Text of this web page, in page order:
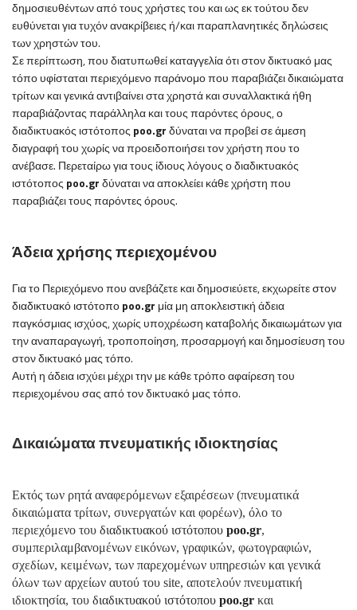
δημοσιευθέντων από τους χρήστες του και ως εκ τούτου δεν
ευθύνεται για τυχόν ανακρίβειες ή/και παραπλανητικές δηλώσεις
των χρηστών του.
Σε περίπτωση, που διατυπωθεί καταγγελία ότι στον δικτυακό μας
τόπο υφίσταται περιεχόμενο παράνομο που παραβιάζει δικαιώματα
τρίτων και γενικά αντιβαίνει στα χρηστά και συναλλακτικά ήθη
παραβιάζοντας παράλληλα και τους παρόντες όρους, ο
διαδικτυακός ιστότοπος poo.grδύναται να προβεί σε άμεση
διαγραφή του χωρίς να προειδοποιήσει τον χρήστη που το
ανέβασε. Περεταίρω για τους ίδιους λόγους οδιαδικτυακός
ιστότοπος poo.grδύναται να αποκλείει κάθε χρήστη που
παραβιάζει τους παρόντες όρους.
Άδεια χρήσης περιεχομένου
Για το Περιεχόμενο που ανεβάζετε και δημοσιεύετε, εκχωρείτεστον
διαδικτυακό ιστότοποpoo.gr μία μη αποκλειστική άδεια
παγκόσμιας ισχύος, χωρίς υποχρέωση καταβολής δικαιωμάτων για
την αναπαραγωγή, τροποποίηση, προσαρμογή και δημοσίευση του
στον δικτυακό μας τόπο.
Αυτή η άδεια ισχύει μέχρι την με κάθε τρόπο αφαίρεση του
περιεχομένου σας από τον δικτυακό μας τόπο.
Δικαιώματα πνευματικής ιδιοκτησίας
Εκτός των ρητά αναφερόμενων εξαιρέσεων (πνευματικά
δικαιώματα τρίτων, συνεργατών και φορέων), όλο το
περιεχόμενο του διαδικτυακού ιστότοπου poo.gr,
συμπεριλαμβανομένων εικόνων, γραφικών, φωτογραφιών,
σχεδίων, κειμένων, των παρεχομένων υπηρεσιών και γενικά
όλων των αρχείων αυτού του site, αποτελούν πνευματική
ιδιοκτησία, του διαδικτυακού ιστότοπου poo.gr και